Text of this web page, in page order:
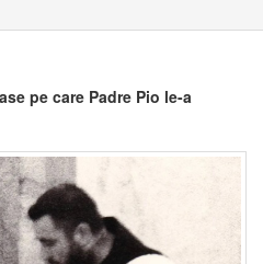
pe care Padre Pio le-a